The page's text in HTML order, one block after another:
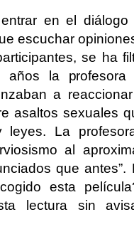
en el
escuchar
se ha
la
a
asaltos sexuales
leyes. La
al
que
esta
lectura sin